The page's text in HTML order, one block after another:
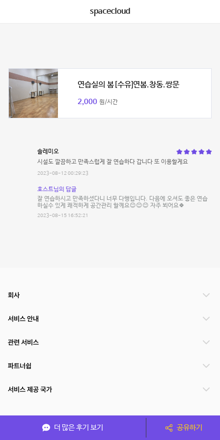
spacecloud
연습실의 봄[수유]연봄.창동.쌍문
2,000 원/시간
솔레미오
시설도 깔끔하고 만족스럽게 잘 연습하다 갑니다 또 이용할게요
2023-08-12 00:29:23
호스트님의 답글
잘 연습하시고 만족하셨다니 너무 다행입니다. 다음에 오셔도 좋은 연습
하실수 있게 쾌적하게 공간관리 할께요😊😊😊 자주 뵈어요🍀
2023-08-15 16:52:21
더 많은 후기 보기 공유하기
회사
서비스 안내
관련 서비스
파트너쉽
서비스 제공 국가
(주)NSPACE 사업자정보